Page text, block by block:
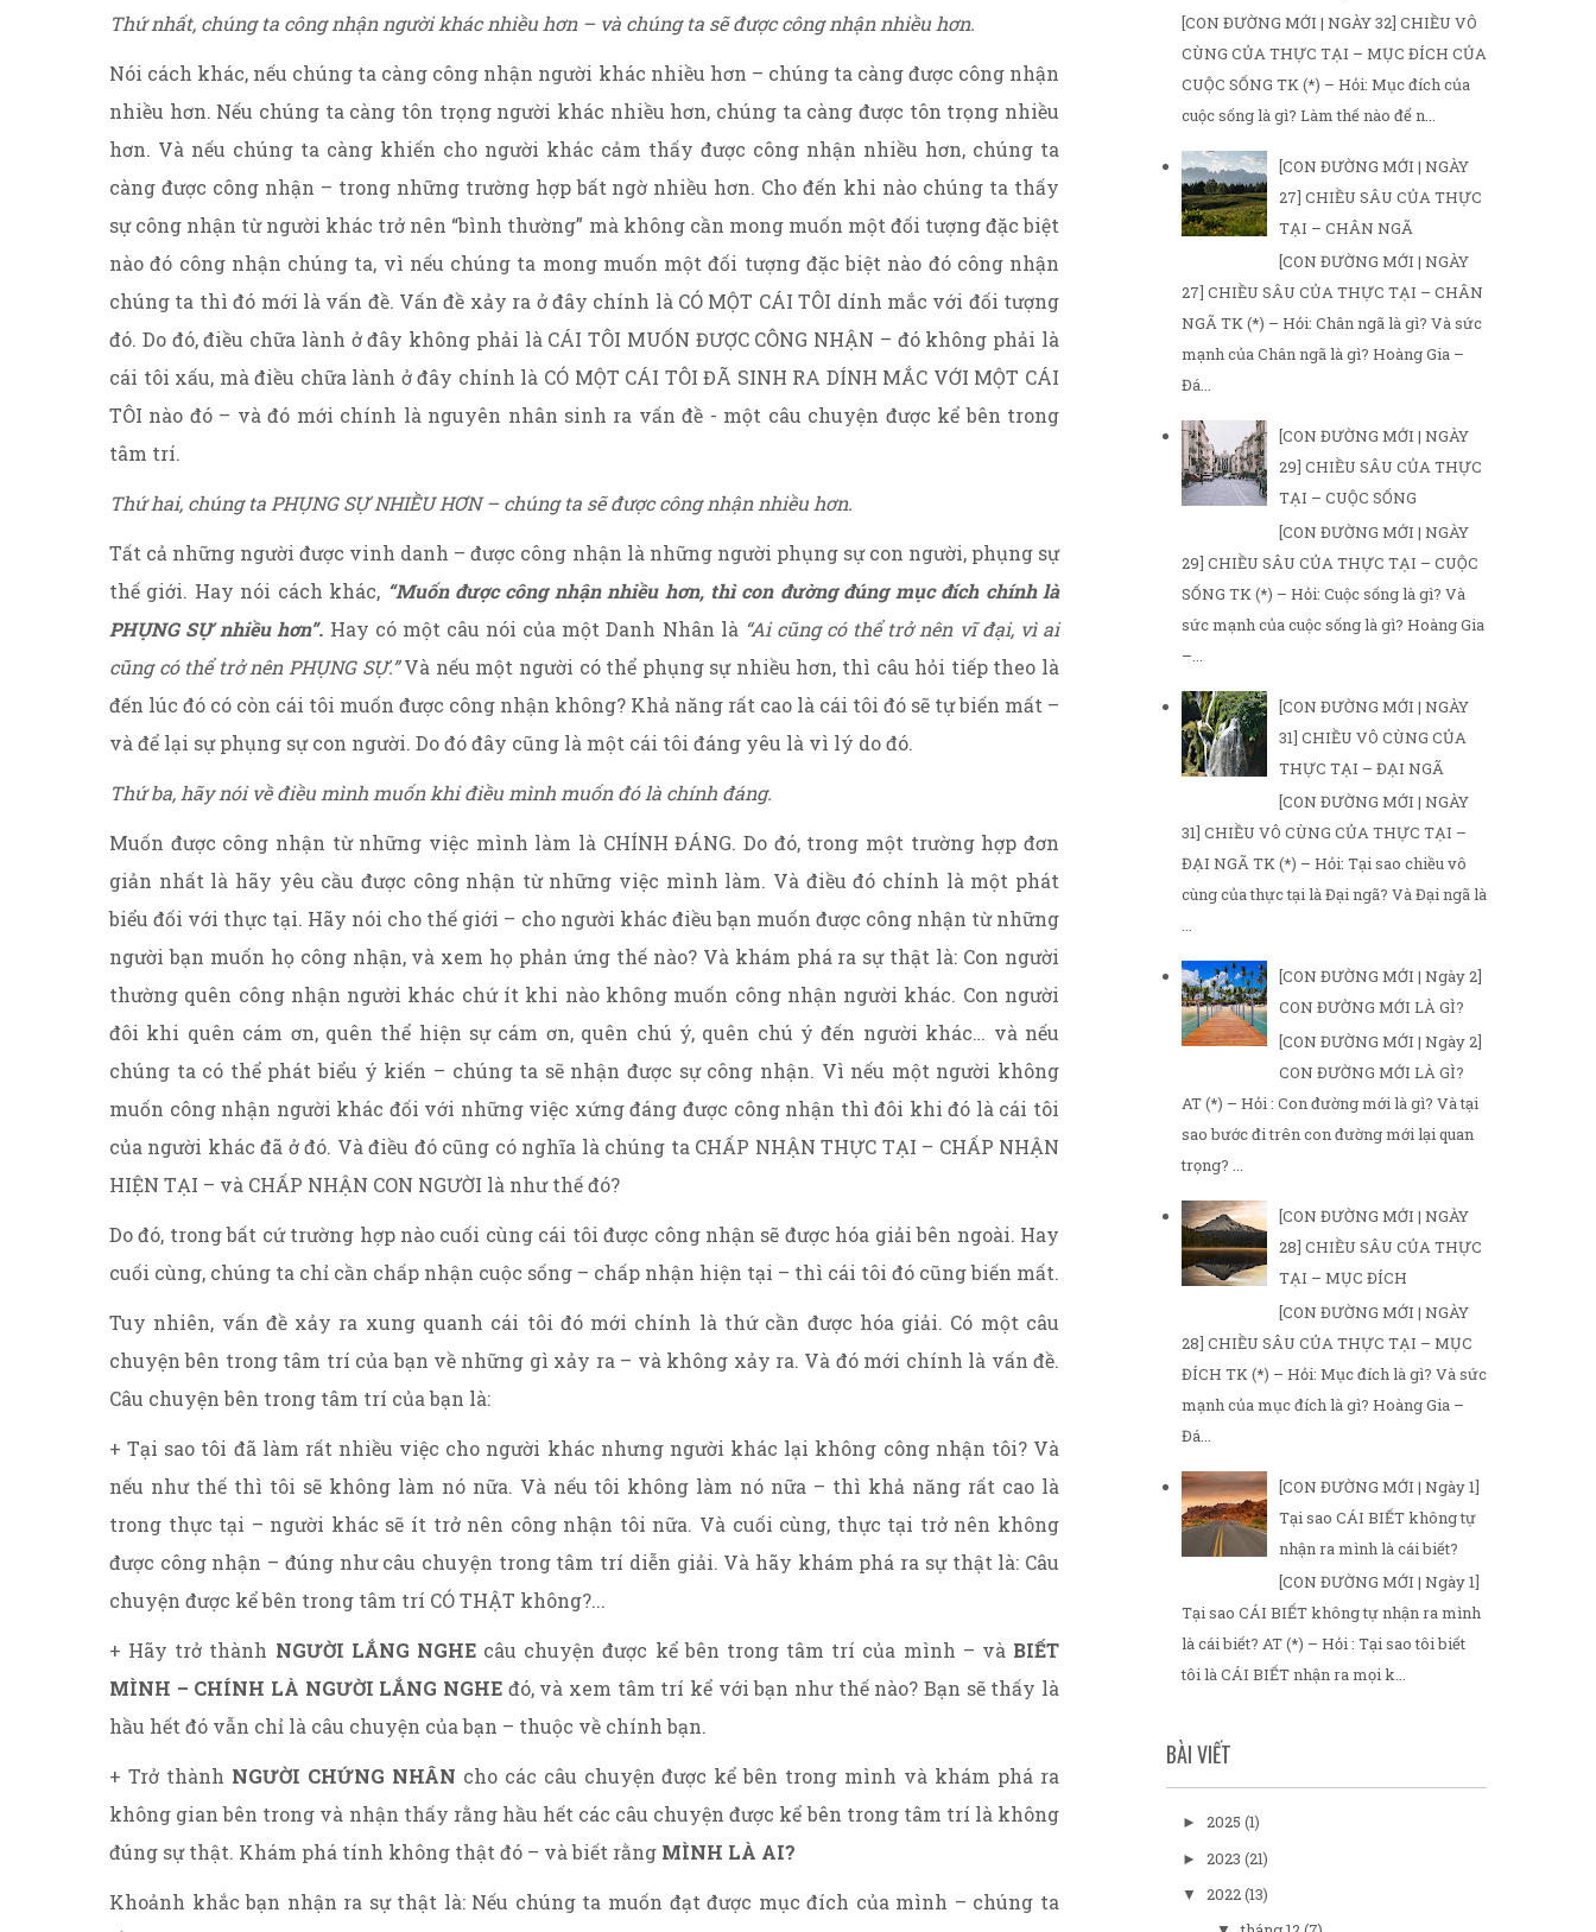
Thứ nhất, chúng ta công nhận người khác nhiều hơn – và chúng ta sẽ được công nhận nhiều hơn.
Nói cách khác, nếu chúng ta càng công nhận người khác nhiều hơn – chúng ta càng được công nhận
nhiều hơn. Nếu chúng ta càng tôn trọng người khác nhiều hơn, chúng ta càng được tôn trọng nhiều
hơn. Và nếu chúng ta càng khiến cho người khác cảm thấy được công nhận nhiều hơn, chúng ta
càng được công nhận – trong những trường hợp bất ngờ nhiều hơn. Cho đến khi nào chúng ta thấy
sự công nhận từ người khác trở nên “bình thường” mà không cần mong muốn một đối tượng đặc biệt
nào đó công nhận chúng ta, vì nếu chúng ta mong muốn một đối tượng đặc biệt nào đó công nhận
chúng ta thì đó mới là vấn đề. Vấn đề xảy ra ở đây chính là CÓ MỘT CÁI TÔI dính mắc với đối tượng
đó. Do đó, điều chữa lành ở đây không phải là CÁI TÔI MUỐN ĐƯỢC CÔNG NHẬN – đó không phải là
cái tôi xấu, mà điều chữa lành ở đây chính là CÓ MỘT CÁI TÔI ĐÃ SINH RA DÍNH MẮC VỚI MỘT CÁI
TÔI nào đó – và đó mới chính là nguyên nhân sinh ra vấn đề - một câu chuyện được kể bên trong
tâm trí.
Thứ hai, chúng ta PHỤNG SỰ NHIỀU HƠN – chúng ta sẽ được công nhận nhiều hơn.
Tất cả những người được vinh danh – được công nhận là những người phụng sự con người, phụng sự
thế giới. Hay nói cách khác, “Muốn được công nhận nhiều hơn, thì con đường đúng mục đích chính là
PHỤNG SỰ nhiều hơn”. Hay có một câu nói của một Danh Nhân là “Ai cũng có thể trở nên vĩ đại, vì ai
cũng có thể trở nên PHỤNG SỰ.”Và nếu một người có thể phụng sự nhiều hơn, thì câu hỏi tiếp theo là
đến lúc đó có còn cái tôi muốn được công nhận không? Khả năng rất cao là cái tôi đó sẽ tự biến mất –
và để lại sự phụng sự con người. Do đó đây cũng là một cái tôi đáng yêu là vì lý do đó.
Thứ ba, hãy nói về điều mình muốn khi điều mình muốn đó là chính đáng.
Muốn được công nhận từ những việc mình làm là CHÍNH ĐÁNG. Do đó, trong một trường hợp đơn
giản nhất là hãy yêu cầu được công nhận từ những việc mình làm. Và điều đó chính là một phát
biểu đối với thực tại. Hãy nói cho thế giới – cho người khác điều bạn muốn được công nhận từ những
người bạn muốn họ công nhận, và xem họ phản ứng thế nào? Và khám phá ra sự thật là: Con người
thường quên công nhận người khác chứ ít khi nào không muốn công nhận người khác. Con người
đôi khi quên cám ơn, quên thể hiện sự cám ơn, quên chú ý, quên chú ý đến người khác… và nếu
chúng ta có thể phát biểu ý kiến – chúng ta sẽ nhận được sự công nhận. Vì nếu một người không
muốn công nhận người khác đối với những việc xứng đáng được công nhận thì đôi khi đó là cái tôi
của người khác đã ở đó. Và điều đó cũng có nghĩa là chúng ta CHẤP NHẬN THỰC TẠI – CHẤP NHẬN
HIỆN TẠI – và CHẤP NHẬN CON NGƯỜI là như thế đó?
Do đó, trong bất cứ trường hợp nào cuối cùng cái tôi được công nhận sẽ được hóa giải bên ngoài. Hay
cuối cùng, chúng ta chỉ cần chấp nhận cuộc sống – chấp nhận hiện tại – thì cái tôi đó cũng biến mất.
Tuy nhiên, vấn đề xảy ra xung quanh cái tôi đó mới chính là thứ cần được hóa giải. Có một câu
chuyện bên trong tâm trí của bạn về những gì xảy ra – và không xảy ra. Và đó mới chính là vấn đề.
Câu chuyện bên trong tâm trí của bạn là:
+ Tại sao tôi đã làm rất nhiều việc cho người khác nhưng người khác lại không công nhận tôi? Và
nếu như thế thì tôi sẽ không làm nó nữa. Và nếu tôi không làm nó nữa – thì khả năng rất cao là
trong thực tại – người khác sẽ ít trở nên công nhận tôi nữa. Và cuối cùng, thực tại trở nên không
được công nhận – đúng như câu chuyện trong tâm trí diễn giải. Và hãy khám phá ra sự thật là: Câu
chuyện được kể bên trong tâm trí CÓ THẬT không?...
+ Hãy trở thành NGƯỜI LẮNG NGHEcâu chuyện được kể bên trong tâm trí của mình – và BIẾT
MÌNH – CHÍNH LÀ NGƯỜI LẮNG NGHE đó, và xem tâm trí kể với bạn như thế nào? Bạn sẽ thấy là
hầu hết đó vẫn chỉ là câu chuyện của bạn – thuộc về chính bạn.
+ Trở thành NGƯỜI CHỨNG NHÂN cho các câu chuyện được kể bên trong mình và khám phá ra
không gian bên trong và nhận thấy rằng hầu hết các câu chuyện được kể bên trong tâm trí là không
đúng sự thật. Khám phá tính không thật đó – và biết rằng MÌNH LÀ AI?
Khoảnh khắc bạn nhận ra sự thật là: Nếu chúng ta muốn đạt được mục đích của mình – chúng ta
[CON ĐƯỜNG MỚI | NGÀY 32] CHIỀU VÔ
CÙNG CỦA THỰC TẠI – MỤC ĐÍCH CỦA
CUỘC SỐNG TK (*) – Hỏi: Mục đích của
cuộc sống là gì? Làm thế nào để n...
[CON ĐƯỜNG MỚI | NGÀY
27] CHIỀU SÂU CỦA THỰC
TẠI – CHÂN NGÃ
[CON ĐƯỜNG MỚI | NGÀY
27] CHIỀU SÂU CỦA THỰC TẠI – CHÂN
NGÃ TK (*) – Hỏi: Chân ngã là gì? Và sức
mạnh của Chân ngã là gì? Hoàng Gia –
Đá...
[CON ĐƯỜNG MỚI | NGÀY
29] CHIỀU SÂU CỦA THỰC
TẠI – CUỘC SỐNG
[CON ĐƯỜNG MỚI | NGÀY
29] CHIỀU SÂU CỦA THỰC TẠI – CUỘC
SỐNG TK (*) – Hỏi: Cuộc sống là gì? Và
sức mạnh của cuộc sống là gì? Hoàng Gia
–...
[CON ĐƯỜNG MỚI | NGÀY
31] CHIỀU VÔ CÙNG CỦA
THỰC TẠI – ĐẠI NGÃ
[CON ĐƯỜNG MỚI | NGÀY
31] CHIỀU VÔ CÙNG CỦA THỰC TẠI –
ĐẠI NGÃ TK (*) – Hỏi: Tại sao chiều vô
cùng của thực tại là Đại ngã? Và Đại ngã là
...
[CON ĐƯỜNG MỚI | Ngày 2]
CON ĐƯỜNG MỚI LÀ GÌ?
[CON ĐƯỜNG MỚI | Ngày 2]
CON ĐƯỜNG MỚI LÀ GÌ?
AT (*) – Hỏi : Con đường mới là gì? Và tại
sao bước đi trên con đường mới lại quan
trọng? ...
[CON ĐƯỜNG MỚI | NGÀY
28] CHIỀU SÂU CỦA THỰC
TẠI – MỤC ĐÍCH
[CON ĐƯỜNG MỚI | NGÀY
28] CHIỀU SÂU CỦA THỰC TẠI – MỤC
ĐÍCH TK (*) – Hỏi: Mục đích là gì? Và sức
mạnh của mục đích là gì? Hoàng Gia –
Đá...
[CON ĐƯỜNG MỚI | Ngày 1]
Tại sao CÁI BIẾT không tự
nhận ra mình là cái biết?
[CON ĐƯỜNG MỚI | Ngày 1]
Tại sao CÁI BIẾT không tự nhận ra mình
là cái biết? AT (*) – Hỏi : Tại sao tôi biết
tôi là CÁI BIẾT nhận ra mọi k...
BÀI VIẾT
► 2025 (1)
► 2023 (21)
▼ 2022(13)